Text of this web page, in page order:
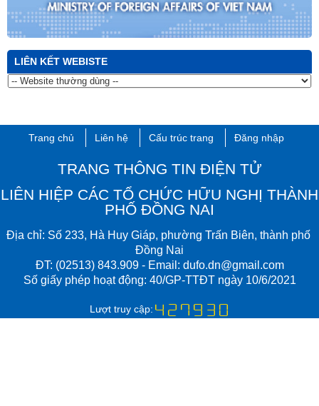
LIÊN KẾT WEBISTE
Trang chủ Liên hệ Cấu trúc trang Đăng nhập
TRANG THÔNG TIN ĐIỆN TỬ
LIÊN HIỆP CÁC TỔ CHỨC HỮU NGHỊ THÀNH
PHỐ ĐỒNG NAI
Địa chỉ: Số 233, Hà Huy Giáp, phường Trấn Biên​, thành phố ​
Đồng Nai
ĐT: (02513) 843.909- Email: dufo.dn@gmail.com​
Số giấy phép hoạt động: 40/GP-TTĐT​ ngày 10/6/2021
Lượt truy cập: